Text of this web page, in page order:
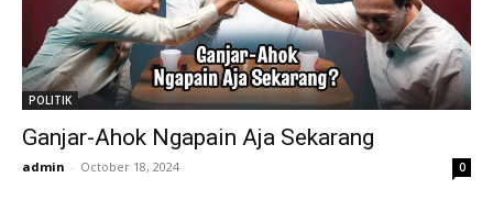
POLITIK
Ganjar-Ahok Ngapain Aja Sekarang
admin - October 18, 2024 0